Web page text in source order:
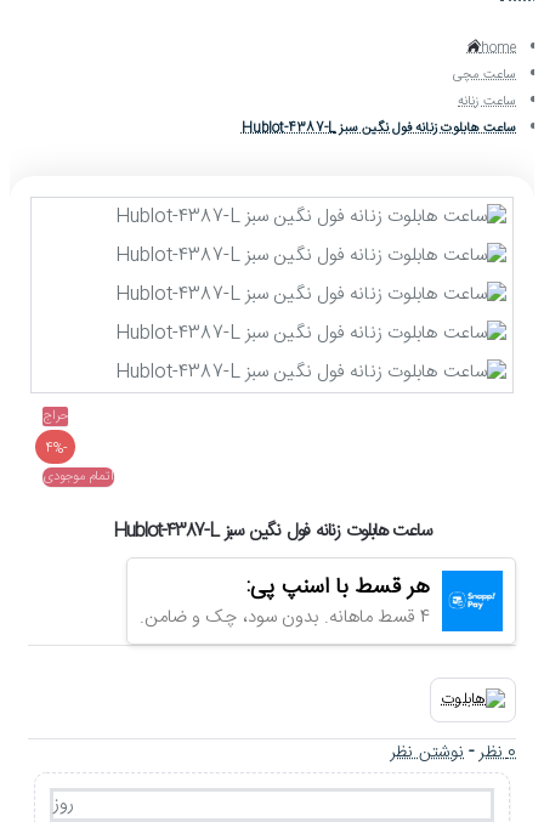
home
ساعت مچی
ساعت زنانه
ساعت هابلوت زنانه فول نگین سبز Hublot-4387-L
حراج
-4%
اتمام موجودی
ساعت هابلوت زنانه فول نگین سبز Hublot-4387-L
هر قسط با اسنپ پی:
4 قسط ماهانه. بدون سود، چک و ضامن.
0 نظر -نوشتن نظر
روز